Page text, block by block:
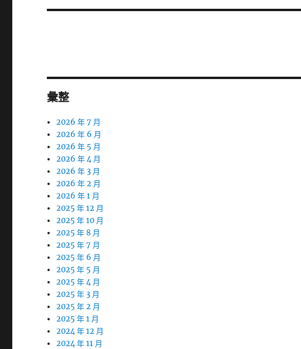
篇
彙整
2026 年 7 月
2026 年 6 月
2026 年 5 月
2026 年 4 月
2026 年 3 月
2026 年 2 月
2026 年 1 月
2025 年 12 月
2025 年 10 月
2025 年 8 月
2025 年 7 月
2025 年 6 月
2025 年 5 月
2025 年 4 月
2025 年 3 月
2025 年 2 月
2025 年 1 月
2024 年 12 月
2024 年 11 月